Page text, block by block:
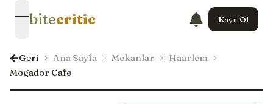
open navigation menu
bitecritic Kayıt Ol
Geri Ana Sayfa Mekanlar
Haarlem
Mogador Cafe